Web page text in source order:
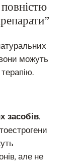
можуть
засобів.
але не